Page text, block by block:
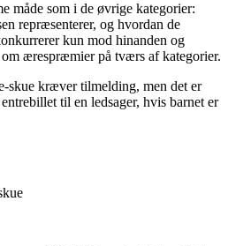
måde som i de øvrige kategorier:
repræsenterer, og hvordan de
kun mod hinanden og
ærespræmier på tværs af kategorier.
skue kræver tilmelding, men det er
til en ledsager, hvis barnet er